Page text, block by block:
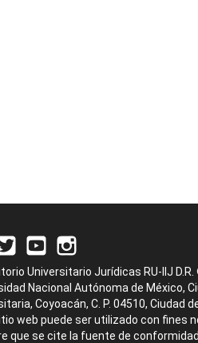
Universitario Jurídicas RU-IIJ D.R.
Nacional Autónoma de México,
Coyoacán, C. P. 04510, Ciudad
web puede ser utilizado con fines
que se cite la fuente de conformidad